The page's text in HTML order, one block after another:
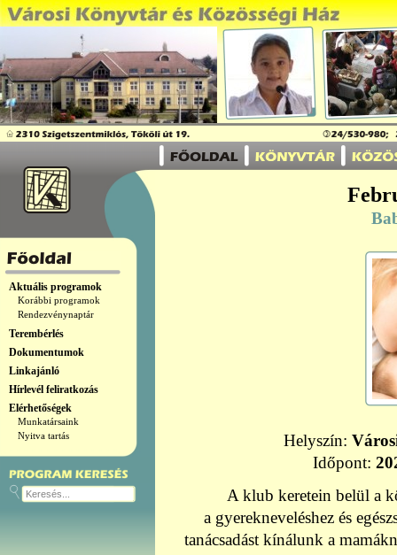
Aktuális programok
Korábbi programok
Rendezvénynaptár
Terembérlés
Dokumentumok
Linkajánló
Hírlevél feliratkozás
Elérhetőségek
Munkatársaink
Nyitva tartás
Helyszín:
Időpont:
A klub keretein belül a
a gyerekneveléshez és
tanácsadást kínálunk a